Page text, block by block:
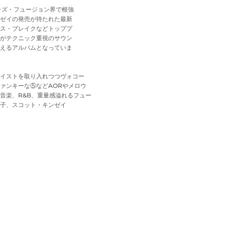
・フュージョン界で根強
イの発売が待たれた最新
・ブレイクなどトッププ
テクニック重視のサウン
るアルバムとなっていま
ストを取り入れつつヴォコー
ンキーな⑤などAORやメロウ
楽、R&B、重量感溢れるフュー
、スコット・キンゼイ